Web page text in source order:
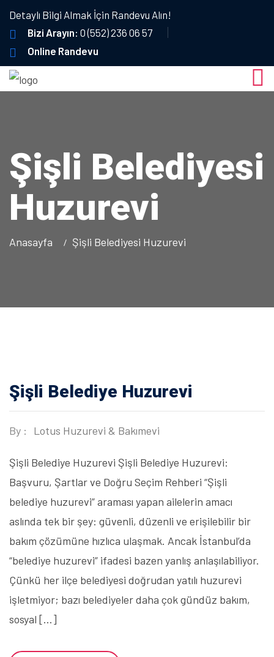
Detaylı Bilgi Almak İçin Randevu Alın!
Bizi Arayın: 0 (552) 236 06 57
Online Randevu
Şişli Belediyesi
Huzurevi
Anasayfa Şişli Belediyesi Huzurevi
Şişli Belediye Huzurevi
By : Lotus Huzurevi & Bakımevi
Şişli Belediye Huzurevi Şişli Belediye Huzurevi:
Başvuru, Şartlar ve Doğru Seçim Rehberi “Şişli
belediye huzurevi” araması yapan ailelerin amacı
aslında tek bir şey: güvenli, düzenli ve erişilebilir bir
bakım çözümüne hızlıca ulaşmak. Ancak İstanbul’da
“belediye huzurevi” ifadesi bazen yanlış anlaşılabiliyor.
Çünkü her ilçe belediyesi doğrudan yatılı huzurevi
işletmiyor; bazı belediyeler daha çok gündüz bakım,
sosyal […]